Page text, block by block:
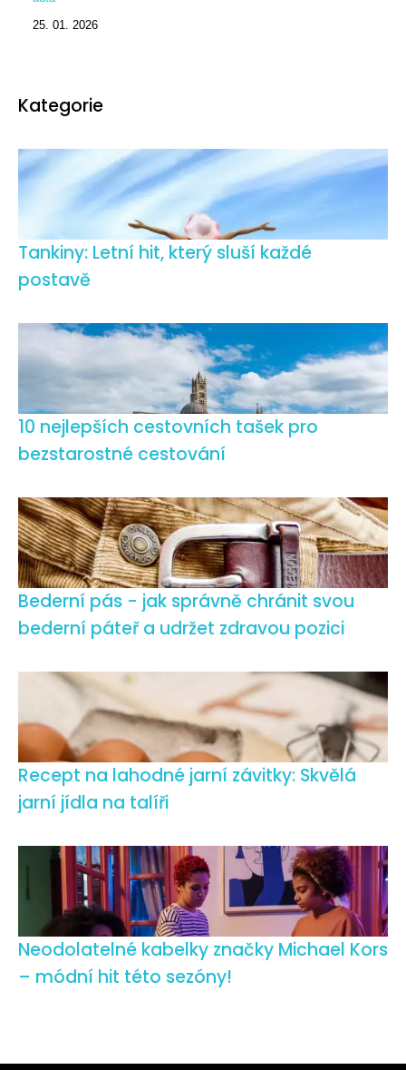
25. 01. 2026
Kategorie
Tankiny: Letní hit, který sluší každé
postavě
10 nejlepších cestovních tašek pro
bezstarostné cestování
Bederní pás - jak správně chránit svou
bederní páteř a udržet zdravou pozici
Recept na lahodné jarní závitky: Skvělá
jarní jídla na talíři
Neodolatelné kabelky značky Michael Kors
– módní hit této sezóny!